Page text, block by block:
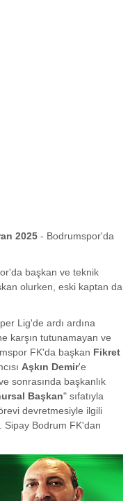
2025 - Bodrumspor'da
başkan ve teknik
olurken, eski kaptan da
Lig'de ardı ardına
karşın tutunamayan ve
FK'da başkan Fikret
Aşkın Demir'e
sonrasında başkanlık
Başkan" sıfatıyla
devretmesiyle ilgili
Sipay Bodrum FK'dan